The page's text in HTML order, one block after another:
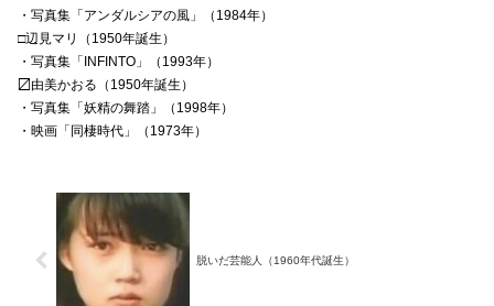
・写真集「アンダルシアの風」（1984年）
□辺見マリ（1950年誕生）
・写真集「INFINTO」（1993年）
〼由美かおる（1950年誕生）
・写真集「妖精の舞踏」（1998年）
・映画「同棲時代」（1973年）
脱いだ芸能人（1960年代誕生）